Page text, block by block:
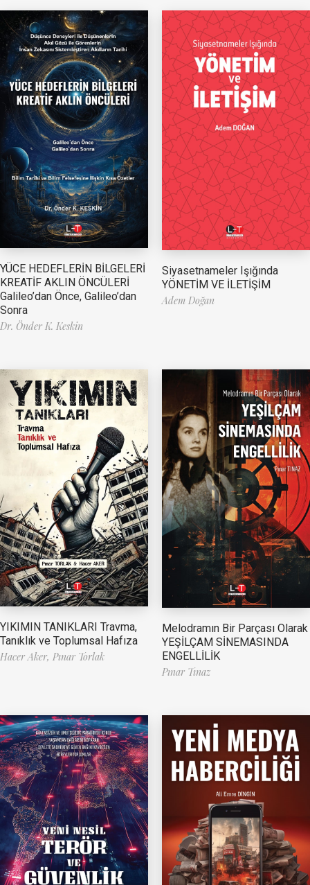
YÜCE HEDEFLERİN BİLGELERİ
KREATİF AKLIN ÖNCÜLERİ
Galileo’dan Önce, Galileo’dan
Sonra
Dr. Önder K. Keskin
Siyasetnameler Işığında
YÖNETİM VE İLETİŞİM
Adem Doğan
YIKIMIN TANIKLARI Travma,
Tanıklık ve Toplumsal Hafıza
Hacer Aker, Pınar Torlak
Melodramın Bir Parçası Olarak
YEŞİLÇAM SİNEMASINDA
ENGELLİLİK
Pınar Tınaz